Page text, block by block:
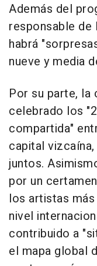
Además del
responsable de
habrá
nueve y media
Por su parte, la
celebrado los
compartida"
capital
juntos.
por un
los artistas
nivel
contribuido a
el mapa global